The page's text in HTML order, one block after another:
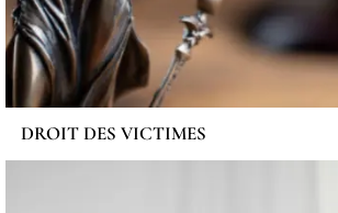
DROIT DES VICTIMES